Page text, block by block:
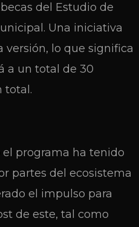
del Estudio de
Una iniciativa
versión, lo que significa
a un total de 30
total.
programa ha tenido
partes del ecosistema
el impulso para
de este, tal como